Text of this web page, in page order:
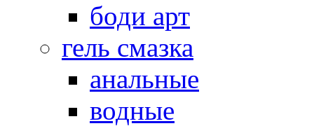
боди арт
гель смазка
анальные
водные